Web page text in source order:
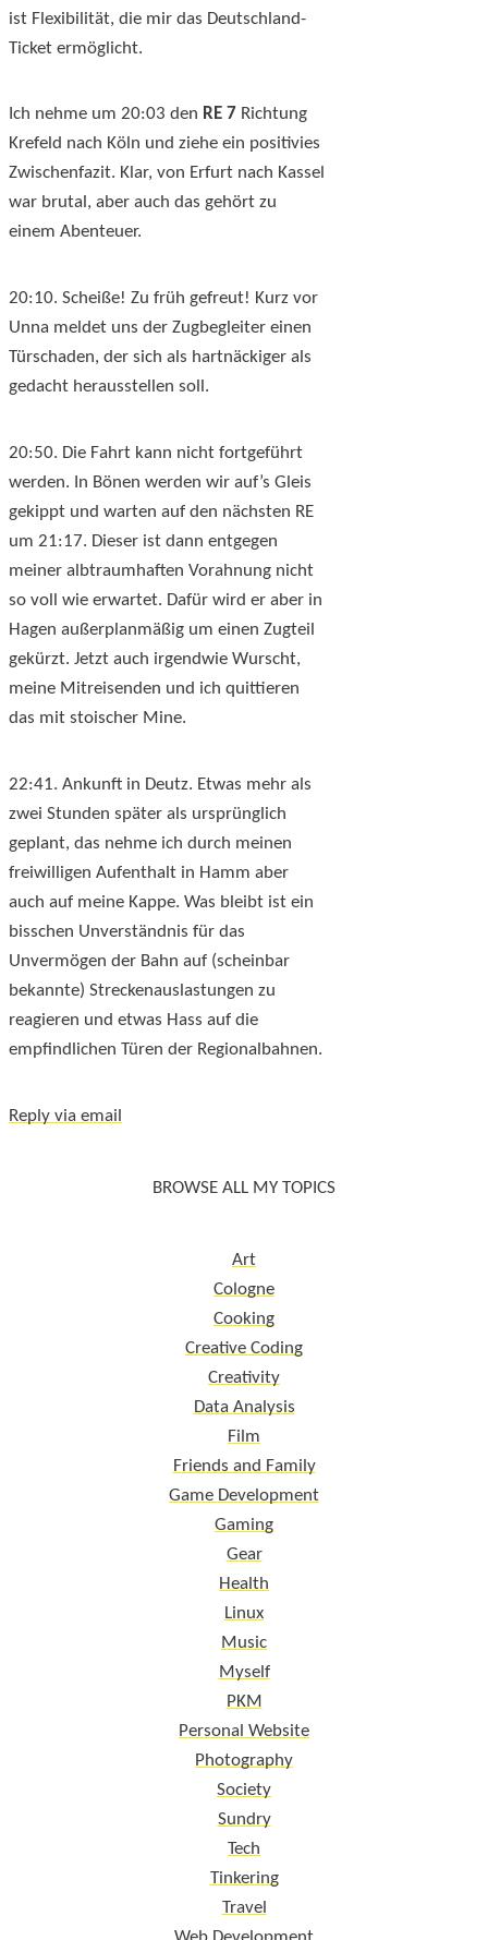
ist Flexibilität, die mir das Deutschland-
Ticket ermöglicht.
Ich nehme um 20:03 den RE 7 Richtung
Krefeld nach Köln und ziehe ein positivies
Zwischenfazit. Klar, von Erfurt nach Kassel
war brutal, aber auch das gehört zu
einem Abenteuer.
20:10. Scheiße! Zu früh gefreut! Kurz vor
Unna meldet uns der Zugbegleiter einen
Türschaden, der sich als hartnäckiger als
gedacht herausstellen soll.
20:50. Die Fahrt kann nicht fortgeführt
werden. In Bönen werden wir auf’s Gleis
gekippt und warten auf den nächsten RE
um 21:17. Dieser ist dann entgegen
meiner albtraumhaften Vorahnung nicht
so voll wie erwartet. Dafür wird er aber in
Hagen außerplanmäßig um einen Zugteil
gekürzt. Jetzt auch irgendwie Wurscht,
meine Mitreisenden und ich quittieren
das mit stoischer Mine.
22:41. Ankunft in Deutz. Etwas mehr als
zwei Stunden später als ursprünglich
geplant, das nehme ich durch meinen
freiwilligen Aufenthalt in Hamm aber
auch auf meine Kappe. Was bleibt ist ein
bisschen Unverständnis für das
Unvermögen der Bahn auf (scheinbar
bekannte) Streckenauslastungen zu
reagieren und etwas Hass auf die
empfindlichen Türen der Regionalbahnen.
Reply via email
BROWSE ALL MY TOPICS
Art
Cologne
Cooking
Creative Coding
Creativity
Data Analysis
Film
Friends and Family
Game Development
Gaming
Gear
Health
Linux
Music
Myself
PKM
Personal Website
Photography
Society
Sundry
Tech
Tinkering
Travel